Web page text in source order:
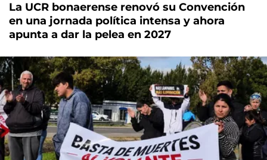
La UCR bonaerense renovó su Convención
en una jornada política intensa y ahora
apunta a dar la pelea en 2027